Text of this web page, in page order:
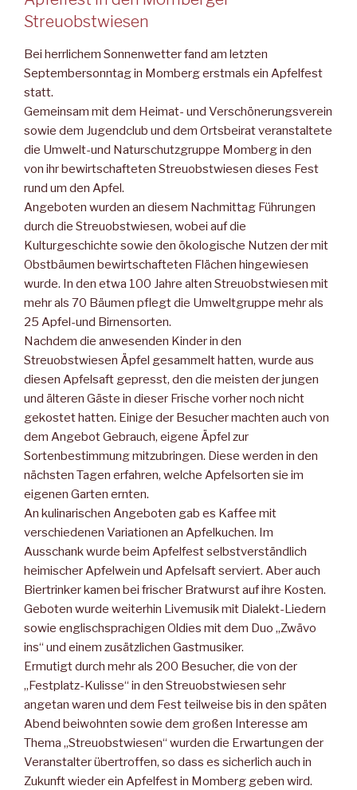
Streuobstwiesen
Bei herrlichem Sonnenwetter fand am letzten
Septembersonntag in Momberg erstmals ein Apfelfest
statt.
Gemeinsam mit dem Heimat- und Verschönerungsverein
sowie dem Jugendclub und dem Ortsbeirat veranstaltete
die Umwelt-und Naturschutzgruppe Momberg in den
von ihr bewirtschafteten Streuobstwiesen dieses Fest
rund um den Apfel.
Angeboten wurden an diesem Nachmittag Führungen
durch die Streuobstwiesen, wobei auf die
Kulturgeschichte sowie den ökologische Nutzen der mit
Obstbäumen bewirtschafteten Flächen hingewiesen
wurde. In den etwa 100 Jahre alten Streuobstwiesen mit
mehr als 70 Bäumen pflegt die Umweltgruppe mehr als
25 Apfel-und Birnensorten.
Nachdem die anwesenden Kinder in den
Streuobstwiesen Äpfel gesammelt hatten, wurde aus
diesen Apfelsaft gepresst, den die meisten der jungen
und älteren Gäste in dieser Frische vorher noch nicht
gekostet hatten. Einige der Besucher machten auch von
dem Angebot Gebrauch, eigene Äpfel zur
Sortenbestimmung mitzubringen. Diese werden in den
nächsten Tagen erfahren, welche Apfelsorten sie im
eigenen Garten ernten.
An kulinarischen Angeboten gab es Kaffee mit
verschiedenen Variationen an Apfelkuchen. Im
Ausschank wurde beim Apfelfest selbstverständlich
heimischer Apfelwein und Apfelsaft serviert. Aber auch
Biertrinker kamen bei frischer Bratwurst auf ihre Kosten.
Geboten wurde weiterhin Livemusik mit Dialekt-Liedern
sowie englischsprachigen Oldies mit dem Duo „Zwävo
ins“ und einem zusätzlichen Gastmusiker.
Ermutigt durch mehr als 200 Besucher, die von der
„Festplatz-Kulisse“ in den Streuobstwiesen sehr
angetan waren und dem Fest teilweise bis in den späten
Abend beiwohnten sowie dem großen Interesse am
Thema „Streuobstwiesen“ wurden die Erwartungen der
Veranstalter übertroffen, so dass es sicherlich auch in
Zukunft wieder ein Apfelfest in Momberg geben wird.